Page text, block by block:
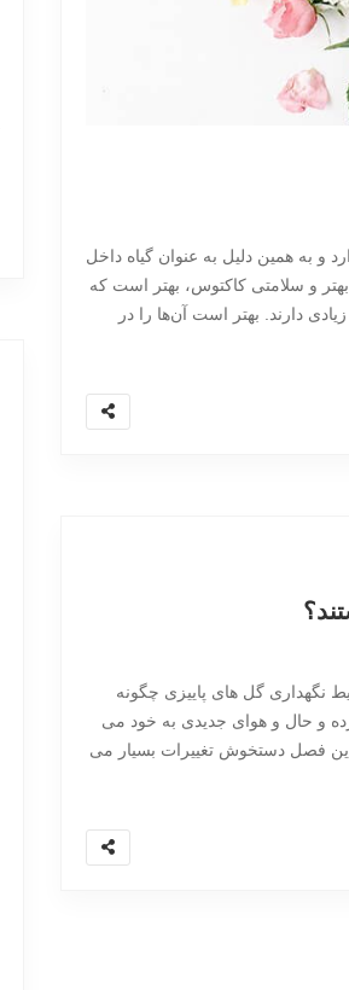
و به همین دلیل به عنوان گیاه داخل
و سلامتی کاکتوس، بهتر است که
دارند. بهتر است آن‌ها را در
نگهداری گل های پاییزی چگونه
و حال و هوای جدیدی به خود می
این فصل دستخوش تغییرات بسیار می